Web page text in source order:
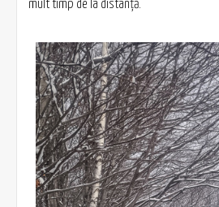
mult timp de la distanță.